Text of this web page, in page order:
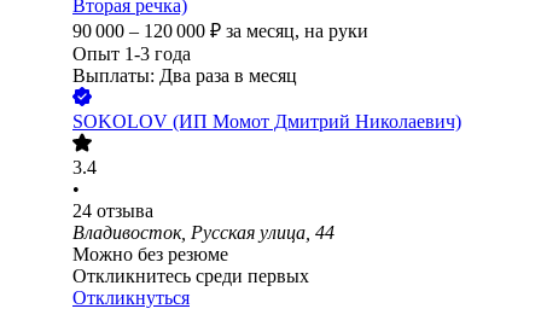
Вторая речка)
90 000 – 120 000 ₽ за месяц, на руки
Опыт 1-3 года
Выплаты: Два раза в месяц
SOKOLOV (ИП Момот Дмитрий Николаевич)
3.4
•
24 отзыва
Владивосток, Русская улица, 44
Можно без резюме
Откликнитесь среди первых
Откликнуться